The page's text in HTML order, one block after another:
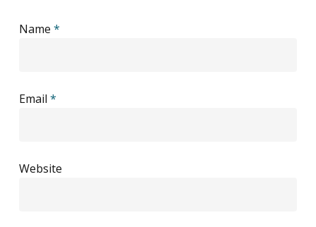
Name *
Email *
Website